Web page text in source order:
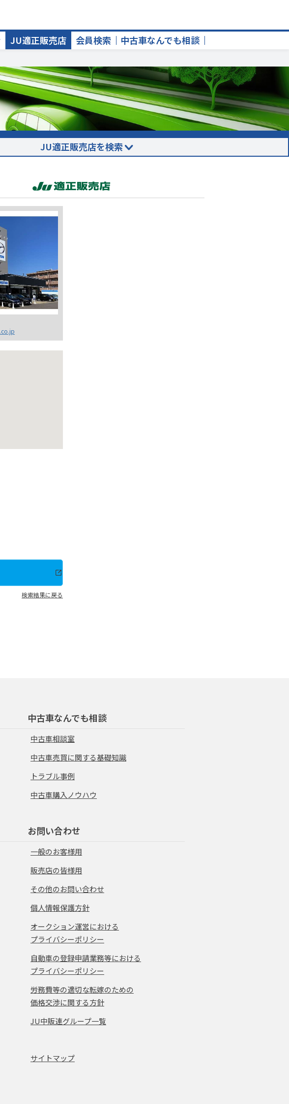
JU適正販売店 会員検索 中古車なんでも相談
JU適正販売店を検索
検索結果に戻る
中古車なんでも相談
中古車相談室
中古車売買に関する基礎知識
トラブル事例
中古車購入ノウハウ
お問い合わせ
一般のお客様用
販売店の皆様用
その他のお問い合わせ
個人情報保護方針
オークション運営における
プライバシーポリシー
自動車の登録申請業務等における
プライバシーポリシー
労務費等の適切な転嫁のための
価格交渉に関する方針
JU中販連グループ一覧
サイトマップ